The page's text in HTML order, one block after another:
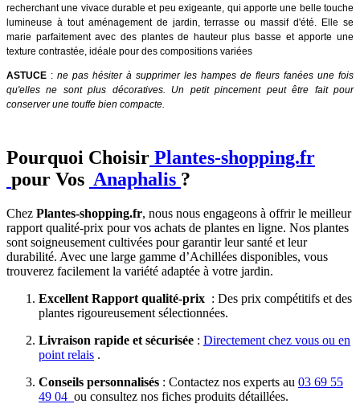
recherchant une vivace durable et peu exigeante, qui apporte une belle touche
lumineuse à tout aménagement de jardin, terrasse ou massif d'été. Elle se
marie parfaitement avec des plantes de hauteur plus basse et apporte une
texture contrastée, idéale pour des compositions variées
ASTUCE : ne pas hésiter à supprimer les hampes de fleurs fanées une fois
qu'elles ne sont plus décoratives. Un petit pincement peut être fait pour
conserver une touffe bien compacte.
Pourquoi Choisir Plantes-shopping.fr
pour Vos Anaphalis ?
Chez Plantes-shopping.fr, nous nous engageons à offrir le meilleur
rapport qualité-prix pour vos achats de plantes en ligne. Nos plantes
sont soigneusement cultivées pour garantir leur santé et leur
durabilité. Avec une large gamme d’Achillées disponibles, vous
trouverez facilement la variété adaptée à votre jardin.
Excellent Rapport qualité-prix : Des prix compétitifs et des
plantes rigoureusement sélectionnées.
Livraison rapide et sécurisée : Directement chez vous ou en
point relais .
Conseils personnalisés : Contactez nos experts au 03 69 55
49 04 ou consultez nos fiches produits détaillées.